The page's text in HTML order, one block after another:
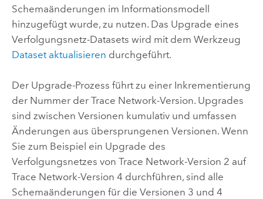
Schemaänderungen im Informationsmodell
hinzugefügt wurde, zu nutzen. Das Upgrade eines
Verfolgungsnetz-Datasets wird mit dem Werkzeug
Dataset aktualisieren durchgeführt.
Der Upgrade-Prozess führt zu einer Inkrementierung
der Nummer der Trace Network-Version. Upgrades
sind zwischen Versionen kumulativ und umfassen
Änderungen aus übersprungenen Versionen. Wenn
Sie zum Beispiel ein Upgrade des
Verfolgungsnetzes von Trace Network-Version 2 auf
Trace Network-Version 4 durchführen, sind alle
Schemaänderungen für die Versionen 3 und 4